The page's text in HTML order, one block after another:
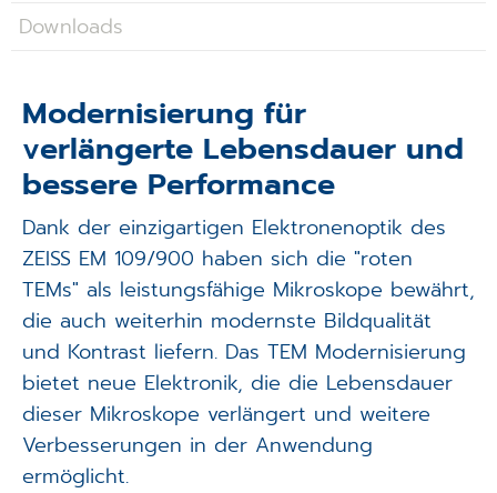
Downloads
Modernisierung für
verlängerte Lebensdauer und
bessere Performance
Dank der einzigartigen Elektronenoptik des
ZEISS EM 109/900 haben sich die "roten
TEMs" als leistungsfähige Mikroskope bewährt,
die auch weiterhin modernste Bildqualität
und Kontrast liefern. Das TEM Modernisierung
bietet neue Elektronik, die die Lebensdauer
dieser Mikroskope verlängert und weitere
Verbesserungen in der Anwendung
ermöglicht.